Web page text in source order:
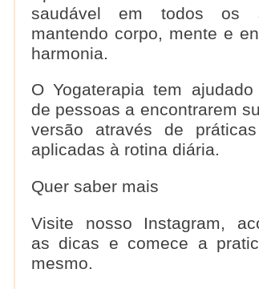
saudável em todos os
mantendo corpo, mente e
harmonia.
O Yogaterapia tem ajudado
de pessoas a encontrarem
versão através de
aplicadas à rotina diária.
Quer saber mais
Visite nosso Instagram,
as dicas e comece a
mesmo.